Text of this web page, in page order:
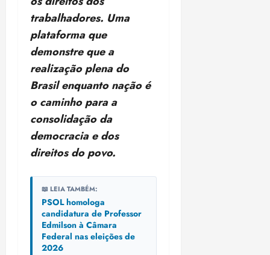
trabalhadores. Uma
plataforma que
demonstre que a
realização plena do
Brasil enquanto nação é
o caminho para a
consolidação da
democracia e dos
direitos do povo.
📖 LEIA TAMBÉM:
PSOL homologa
candidatura de Professor
Edmilson à Câmara
Federal nas eleições de
2026